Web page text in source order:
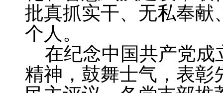
批真抓实干、无私奉献
个人。
在纪念中国共产党成
精神，鼓舞士气，表彰